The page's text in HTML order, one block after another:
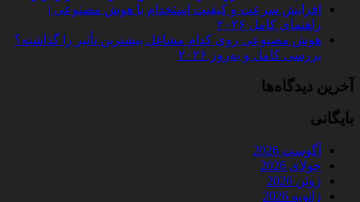
افزایش سرعت و کیفیت استخدام با هوش مصنوعی |
راهنمای کامل ۲۰۲۶
هوش مصنوعی روی کدام مشاغل بیشترین تأثیر را گذاشته؟
بررسی کامل و به‌روز ۲۰۲۶
آخرین دیدگاه‌ها
بایگانی
آگوست 2026
جولای 2026
ژوئن 2026
ژانویه 2026